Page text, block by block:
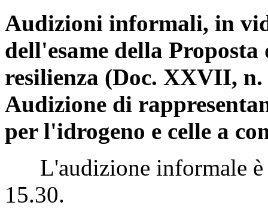
Audizioni informali, in
dell'esame della
resilienza (Doc. XXVII, n.
Audizione di
per l'idrogeno e celle a
L'audizione informale è
15.30.